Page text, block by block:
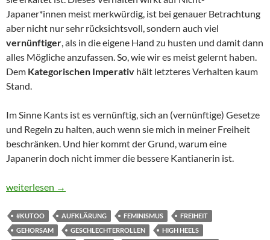
Japaner*innen meist merkwürdig, ist bei genauer Betrachtung
aber nicht nur sehr rücksichtsvoll, sondern auch viel
vernünftiger, als in die eigene Hand zu husten und damit dann
alles Mögliche anzufassen. So, wie wir es meist gelernt haben.
Dem Kategorischen Imperativ hält letzteres Verhalten kaum
Stand.
Im Sinne Kants ist es vernünftig, sich an (vernünftige) Gesetze
und Regeln zu halten, auch wenn sie mich in meiner Freiheit
beschränken. Und hier kommt der Grund, warum eine
Japanerin doch nicht immer die bessere Kantianerin ist.
Warum Japaner*innen nicht immer die besseren
weiterlesen →
#KUTOO AUFKLÄRUNG FEMINISMUS
FREIHEIT
GEHORSAM
GESCHLECHTERROLLEN
HIGH HEELS